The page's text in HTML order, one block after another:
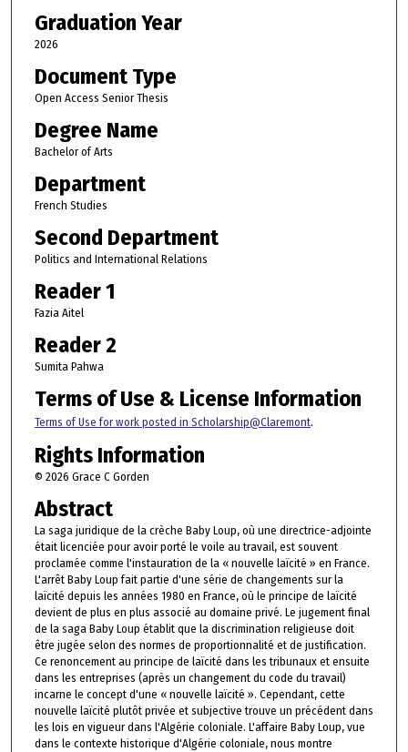
Graduation Year
2026
Document Type
Open Access Senior Thesis
Degree Name
Bachelor of Arts
Department
French Studies
Second Department
Politics and International Relations
Reader 1
Fazia Aitel
Reader 2
Sumita Pahwa
Terms of Use & License Information
Terms of Use for work posted in Scholarship@Claremont.
Rights Information
© 2026 Grace C Gorden
Abstract
La saga juridique de la crèche Baby Loup, où une directrice-adjointe
était licenciée pour avoir porté le voile au travail, est souvent
proclamée comme l'instauration de la « nouvelle laïcité » en France.
L'arrêt Baby Loup fait partie d'une série de changements sur la
laïcité depuis les années 1980 en France, où le principe de laïcité
devient de plus en plus associé au domaine privé. Le jugement final
de la saga Baby Loup établit que la discrimination religieuse doit
être jugée selon des normes de proportionnalité et de justification.
Ce renoncement au principe de laïcité dans les tribunaux et ensuite
dans les entreprises (après un changement du code du travail)
incarne le concept d'une « nouvelle laïcité ». Cependant, cette
nouvelle laïcité plutôt privée et subjective trouve un précédent dans
les lois en vigueur dans l'Algérie coloniale. L'affaire Baby Loup, vue
dans le contexte historique d'Algérie coloniale, nous montre